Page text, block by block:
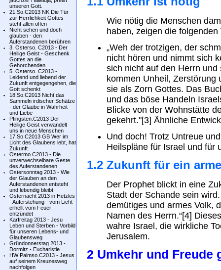
unseren Gott.
21.So.C2013 NK Die Tür
zur Herrlichkeit Gottes
steht allen offen
Nicht sehen und doch
glauben - den
Auferstandenen berühren
3. Osterso. C2013 - Der
Heilige Geist - Geschenk
Gottes an die
Gehorchenden
5. Osterso. C2013 -
Leidend und liebend der
Zukunft entgegengehen, die
Gott schenkt
18.So.C2013 Nicht das
Sammeln irdischer Schätze
- der Glaube in Wahrheit
und Liebe
Pfingsten.C2013 Der
Heilige Geist verwandelt
uns in neue Menschen
17.So.C2013 GB Wer im
Licht des Glaubens lebt, hat
Zukunft
Ostermo.C2013 - Die
unverwechselbare Geste
des Auferstandenen
Ostersonntag 2013 - Wie
der Glauben an den
Auferstandenen entsteht
und lebendig bleibt
Osternacht 2013 in Hetzles
- Auferstehung - vom Licht
erhellt vom Feuer
entzündet
Karfreitag 2013 - Jesu
Leben und Sterben - Vorbild
für unseren Lebens- und
Glaubensweg
Gründonnerstag 2013 -
Dormitz - Eucharistie
HW Palmso.C2013 - Jesus
auf seinem Kreuzesweg
nachfolgen
Wie nötig die Menschen
haben, zeigen die folgenden
„Weh der trotzigen, der
nicht hören und nimmt sich
sich nicht auf den Herrn und
kommen Unheil, Zerstörung
sie als Zorn Gottes. Das
und das böse Handeln
Blicke von der Wohnstätte
gekehrt."[3] Ähnliche
Und doch! Trotz Untreue
Heilspläne für Israel und für
1.2 Zukunft für ein
Der Prophet blickt in eine
Stadt der Schande sein
demütiges und armes Volk,
Namen des Herrn.“[4]
wahre Israel, die wirkliche
Jerusalem.
2 Umkehr und Freude